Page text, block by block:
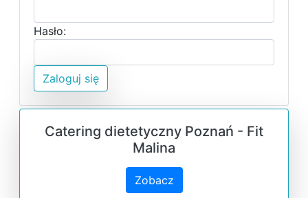
Hasło:
Zaloguj się
Catering dietetyczny Poznań - Fit
Malina
Zobacz